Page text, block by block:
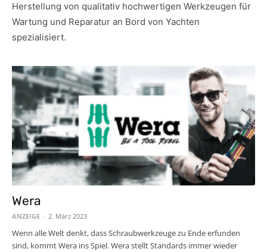
Herstellung von qualitativ hochwertigen Werkzeugen für
Wartung und Reparatur an Bord von Yachten
spezialisiert.
Wera
ANZEIGE - 2. März 2023
Wenn alle Welt denkt, dass Schraubwerkzeuge zu Ende erfunden
sind, kommt Wera ins Spiel. Wera stellt Standards immer wieder